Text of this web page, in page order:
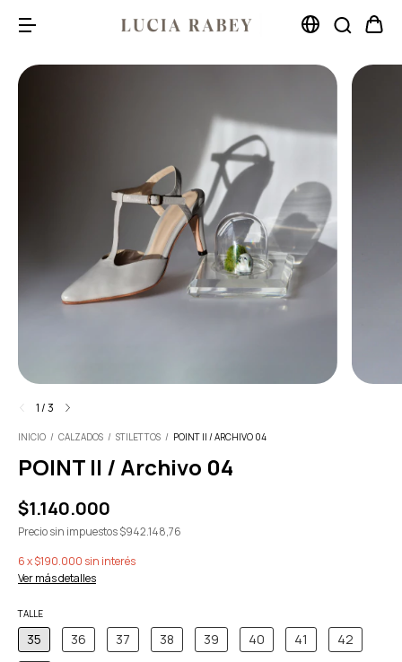
1/3
INICIO / CALZADOS / STILETTOS / POINT II / ARCHIVO 04
POINT II / Archivo 04
$1.140.000
Precio sin impuestos$942.148,76
6x$190.000 sin interés
Ver más detalles
TALLE
35 36 37 38 39 40 41
42